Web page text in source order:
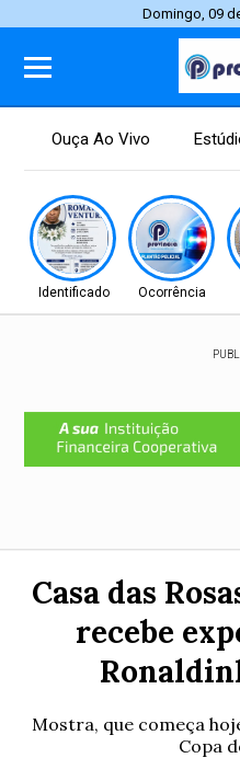
Domingo, 09
Ouça Ao Vivo
Identificado Ocorrência
Casa das
recebe
Mostra, que começa
Copa